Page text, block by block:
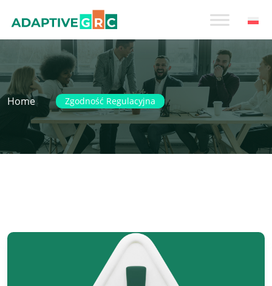
Home Zgodność Regulacyjna